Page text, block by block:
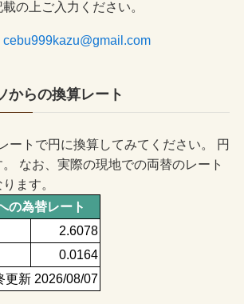
の上ご入力ください。
cebu999kazu@gmail.com
からの換算レート
ートで円に換算してみてください。 円
なお、実際の現地での両替のレート
ます。
の為替レート
2.6078
0.0164
更新 2026/08/07